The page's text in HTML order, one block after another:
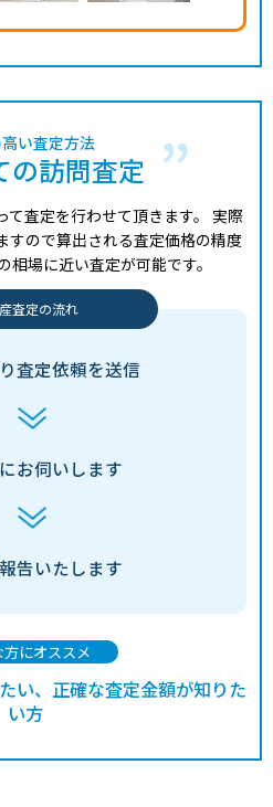
い査定方法
の訪問査定
査定を行わせて頂きます。 実際
すので算出される査定価格の精度
相場に近い査定が可能です。
査定の流れ
査定依頼を送信
お伺いします
報告いたします
方にオススメ
い、正確な査定金額が知りた
い方